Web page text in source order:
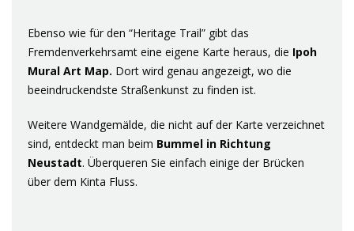
Ebenso wie für den “Heritage Trail” gibt das
Fremdenverkehrsamt eine eigene Karte heraus, die Ipoh
Mural Art Map. Dort wird genau angezeigt, wo die
beeindruckendste Straßenkunst zu finden ist.
Weitere Wandgemälde, die nicht auf der Karte verzeichnet
sind, entdeckt man beim Bummel in Richtung
Neustadt. Überqueren Sie einfach einige der Brücken
über dem Kinta Fluss.